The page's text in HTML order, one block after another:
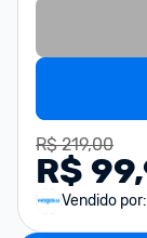
R$ 219,00
R$
Vendido por: